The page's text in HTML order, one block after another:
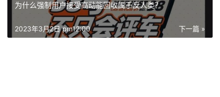
为什么强制用户接受高动能回收属于反人类？
下一篇 »
2023年3月2日 pm12:00